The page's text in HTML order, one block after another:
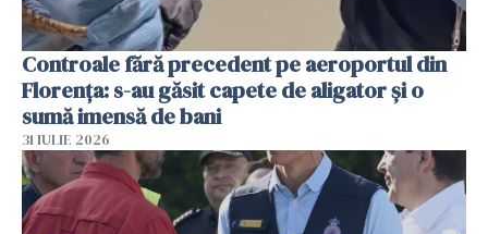
Controale fără precedent pe aeroportul din
Florența: s-au găsit capete de aligator și o
sumă imensă de bani
31 IULIE 2026